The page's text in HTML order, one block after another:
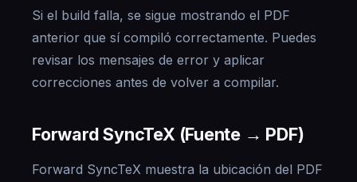
Si el build falla, se sigue mostrando el PDF
anterior que sí compiló correctamente. Puedes
revisar los mensajes de error y aplicar
correcciones antes de volver a compilar.
Forward SyncTeX (Fuente → PDF)
Forward SyncTeX muestra la ubicación del PDF